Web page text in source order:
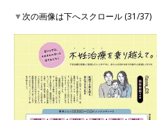
▼次の画像は下へスクロール (31/37)